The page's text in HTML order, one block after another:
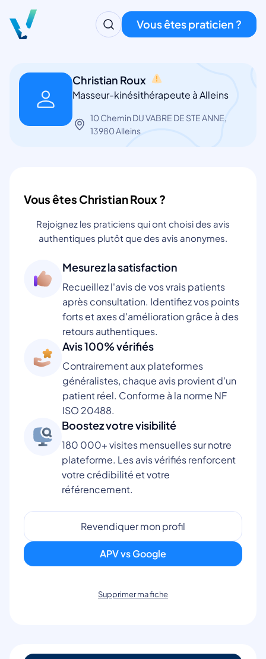
Vous êtes praticien ?
Christian Roux
Masseur-kinésithérapeute à Alleins
10 Chemin DU VABRE DE STE ANNE,
13980 Alleins
Vous êtes Christian Roux ?
Rejoignez les praticiens qui ont choisi des avis
authentiques plutôt que des avis anonymes.
Mesurez la satisfaction
Recueillez l'avis de vos vrais patients
après consultation. Identifiez vos points
forts et axes d'amélioration grâce à des
retours authentiques.
Avis 100% vérifiés
Contrairement aux plateformes
généralistes, chaque avis provient d'un
patient réel. Conforme à la norme NF
ISO 20488.
Boostez votre visibilité
180 000+ visites mensuelles sur notre
plateforme. Les avis vérifiés renforcent
votre crédibilité et votre
référencement.
Revendiquer mon profil
APV vs Google
Supprimer ma fiche